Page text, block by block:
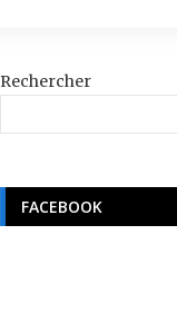
Rechercher
FACEBOOK